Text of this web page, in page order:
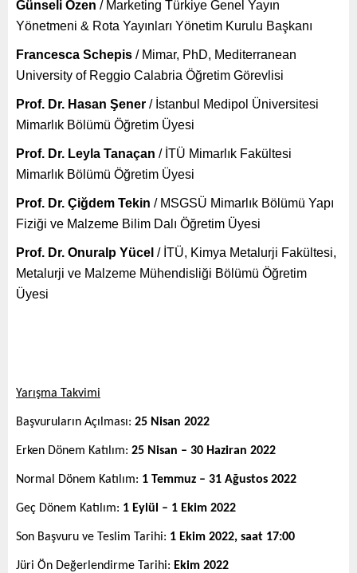
Günseli Özen / Marketing Türkiye Genel Yayın
Yönetmeni & Rota Yayınları Yönetim Kurulu Başkanı
Francesca Schepis / Mimar, PhD, Mediterranean
University of Reggio Calabria Öğretim Görevlisi
Prof. Dr. Hasan Şener / İstanbul Medipol Üniversitesi
Mimarlık Bölümü Öğretim Üyesi
Prof. Dr. Leyla Tanaçan / İTÜ Mimarlık Fakültesi
Mimarlık Bölümü Öğretim Üyesi
Prof. Dr. Çiğdem Tekin / MSGSÜ Mimarlık Bölümü Yapı
Fiziği ve Malzeme Bilim Dalı Öğretim Üyesi
Prof. Dr. Onuralp Yücel / İTÜ, Kimya Metalurji Fakültesi,
Metalurji ve Malzeme Mühendisliği Bölümü Öğretim
Üyesi
Yarışma Takvimi
Başvuruların Açılması: 25 Nisan 2022
Erken Dönem Katılım: 25 Nisan – 30 Haziran 2022
Normal Dönem Katılım: 1 Temmuz – 31 Ağustos 2022
Geç Dönem Katılım: 1 Eylül – 1 Ekim 2022
Son Başvuru ve Teslim Tarihi: 1 Ekim 2022, saat 17:00
Jüri Ön Değerlendirme Tarihi: Ekim 2022